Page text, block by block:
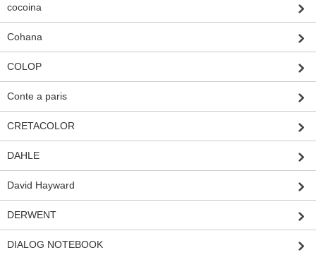
cocoina
Cohana
COLOP
Conte a paris
CRETACOLOR
DAHLE
David Hayward
DERWENT
DIALOG NOTEBOOK